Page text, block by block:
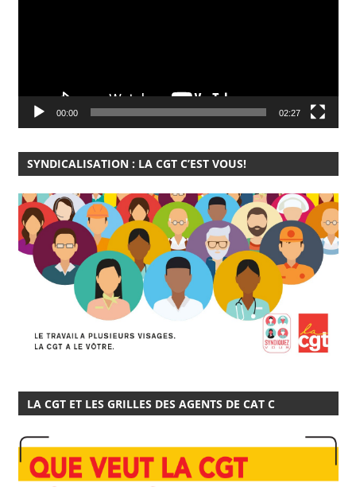
00:00 02:27
SYNDICALISATION : LA CGT C’EST VOUS!
LA CGT ET LES GRILLES DES AGENTS DE CAT C